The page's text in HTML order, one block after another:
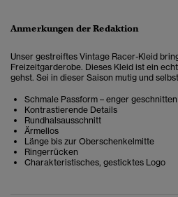
Anmerkungen der Redaktion
Unser gestreiftes Vintage Racer-Kleid
Freizeitgarderobe. Dieses Kleid ist ein
gehst. Sei in dieser Saison mutig und
Schmale Passform – enger
Kontrastierende Details
Rundhalsausschnitt
Ärmellos
Länge bis zur Oberschenkelmitte
Ringerrücken
Charakteristisches, gesticktes Logo